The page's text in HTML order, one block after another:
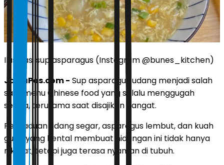
Ilustrasi sup asparagus (Instagram @bunes_kitchen)
JawaPos.com - Sup asparagus udang menjadi salah
satu menu Chinese food yang selalu menggugah
selera, terutama saat disajikan hangat.
Perpaduan udang segar, asparagus lembut, dan kuah
gurih yang kental membuat hidangan ini tidak hanya
nikmat, tetapi juga terasa nyaman di tubuh.